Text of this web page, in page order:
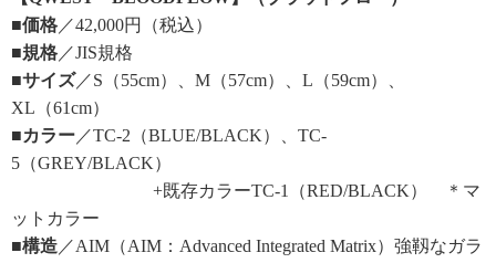
■価格 ／42,000円（税込）
■規格 ／JIS規格
■サイズ／S（55cm）、M（57cm）、L（59cm）、
XL（61cm）
■カラー ／TC-2（BLUE/BLACK）、TC-
5（GREY/BLACK）
+既存カラーTC-1（RED/BLACK） ＊マ
ットカラー
■構造 ／AIM（AIM：Advanced Integrated Matrix）強靱なガラ